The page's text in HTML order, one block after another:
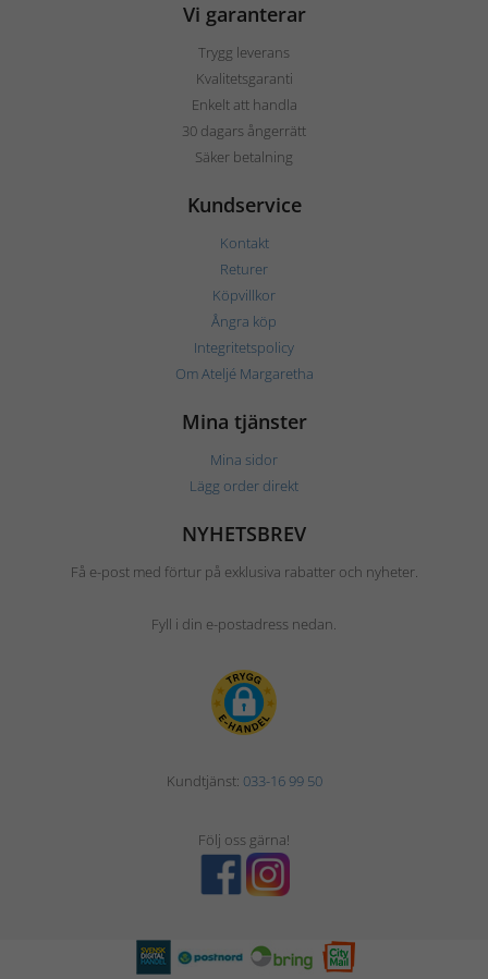
Vi garanterar
Trygg leverans
Kvalitetsgaranti
Enkelt att handla
30 dagars ångerrätt
Säker betalning
Kundservice
Kontakt
Returer
Köpvillkor
Ångra köp
Integritetspolicy
Om Ateljé Margaretha
Mina tjänster
Mina sidor
Lägg order direkt
NYHETSBREV
Få e-post med förtur på exklusiva rabatter och nyheter.
Fyll i din e-postadress nedan.
Kundtjänst: 033-16 99 50
Följ oss gärna!